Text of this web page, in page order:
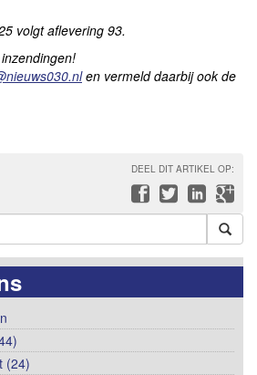
volgt aflevering 93.
en vermeld daarbij ook de
DEEL DIT ARTIKEL OP:
(24)